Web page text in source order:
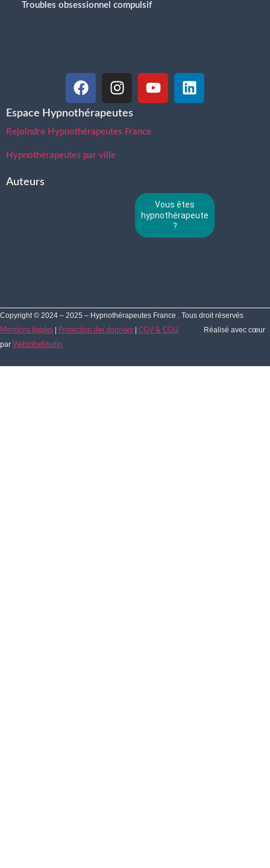
Troubles obsessionnel compulsif
Espace Hypnothérapeutes
Rejoindre Hypnothérapeutes France
Hypnothérapeutes par ville
Auteurs
Vous êtes
hypnothérapeute
?
Copyright © 2024 – 2025 – Hypnothérapeutes France . Tous droit réservés
Mentions légales | Protection des données | CGV & CGU
Réalisé avec cœur
par WebtribeStudio